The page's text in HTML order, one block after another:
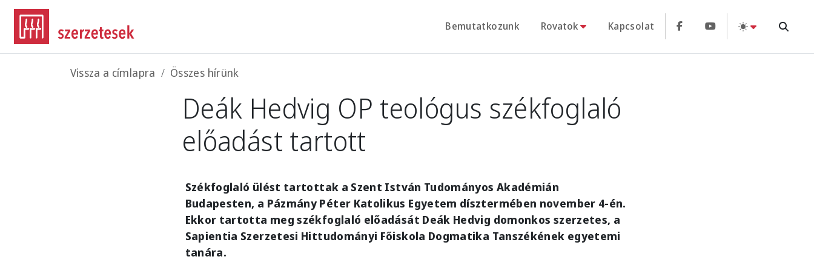
Ugrás a tartalomra
Bemutatkozunk Rovatok Kapcsolat
Morzsa
Vissza a címlapra Összes hírünk
Deák Hedvig OP teológus székfoglaló
előadást tartott
Székfoglaló ülést tartottak a Szent István Tudományos Akadémián
Budapesten, a Pázmány Péter Katolikus Egyetem dísztermében november 4-én.
Ekkor tartotta meg székfoglaló előadását Deák Hedvig domonkos szerzetes, a
Sapientia Szerzetesi Hittudományi Főiskola Dogmatika Tanszékének egyetemi
tanára.